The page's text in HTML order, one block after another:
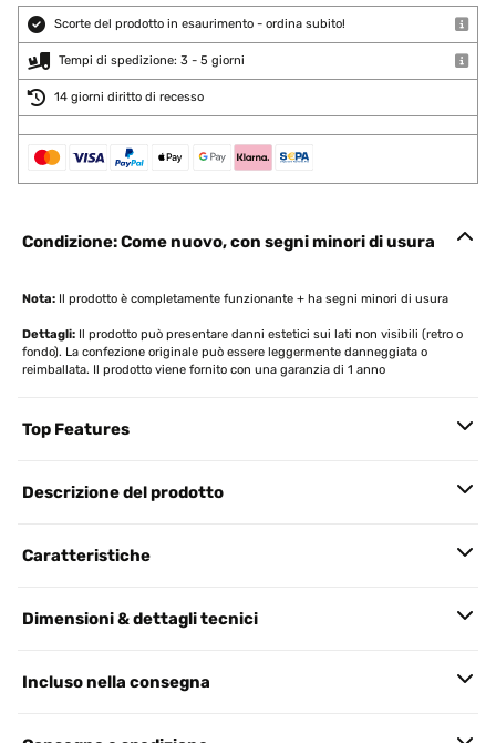
Scorte del prodotto in esaurimento - ordina subito!
Tempi di spedizione: 3 - 5 giorni
14 giorni diritto di recesso
Condizione: Come nuovo, con segni minori di usura
Nota: Il prodotto è completamente funzionante + ha segni minori di usura
Dettagli: Il prodotto può presentare danni estetici sui lati non visibili (retro o
fondo). La confezione originale può essere leggermente danneggiata o
reimballata. Il prodotto viene fornito con una garanzia di 1 anno
Top Features
Descrizione del prodotto
Caratteristiche
Dimensioni & dettagli tecnici
Incluso nella consegna